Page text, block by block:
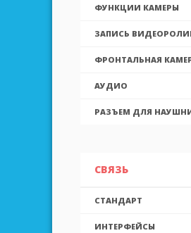
ФУНКЦИИ КАМЕРЫ
ЗАПИСЬ
ФРОНТАЛЬНАЯ
АУДИО
РАЗЪЕМ ДЛЯ
СВЯЗЬ
СТАНДАРТ
ИНТЕРФЕЙСЫ